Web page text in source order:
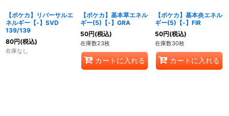
【ポケカ】リバーサルエ
ネルギー【-】SVD
139/139
80円(税込)
在庫なし
【ポケカ】基本草エネル
ギー(5)【-】GRA
50円(税込)
在庫数23枚
カートに入れる
【ポケカ】基本炎エネル
ギー(5)【-】FIR
50円(税込)
在庫数30枚
カートに入れる